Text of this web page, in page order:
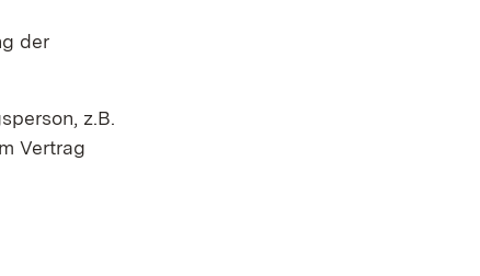
der
z.B.
Vertrag